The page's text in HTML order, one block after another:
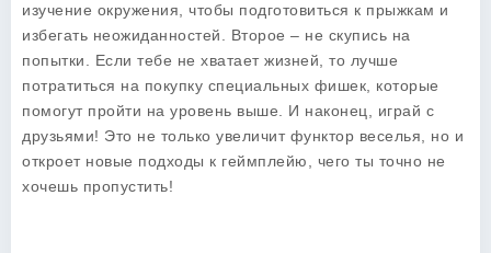
изучение окружения, чтобы подготовиться к прыжкам и
избегать неожиданностей. Второе – не скупись на
попытки. Если тебе не хватает жизней, то лучше
потратиться на покупку специальных фишек, которые
помогут пройти на уровень выше. И наконец, играй с
друзьями! Это не только увеличит функтор веселья, но и
откроет новые подходы к геймплейю, чего ты точно не
хочешь пропустить!